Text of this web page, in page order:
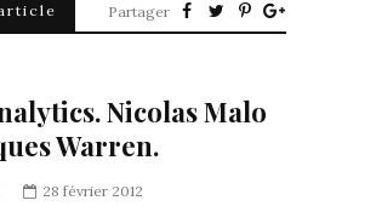
Partager
Nicolas Malo
Warren.
28 février 2012